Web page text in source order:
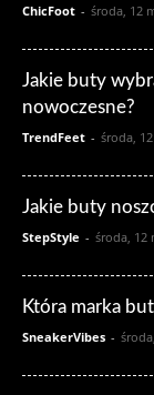
ChicFoot - środa, 12
Jakie buty
nowoczesne?
TrendFeet - środa,
Jakie buty
StepStyle - środa, 12
Która marka
SneakerVibes -